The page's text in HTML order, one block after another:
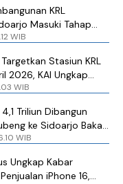
KRL
Masuki Tahap
KfW
WIB
Stasiun KRL
2026, KAI Ungkap
WIB
Triliun Dibangun
ke Sidoarjo Bakal
WIB
Ungkap Kabar
iPhone 16,